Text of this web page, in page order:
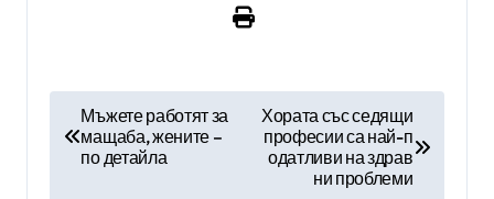
Мъжете работят за
мащаба, жените –
по детайла
Хората със седящи
професии са най-п
одатливи на здрав
ни проблеми